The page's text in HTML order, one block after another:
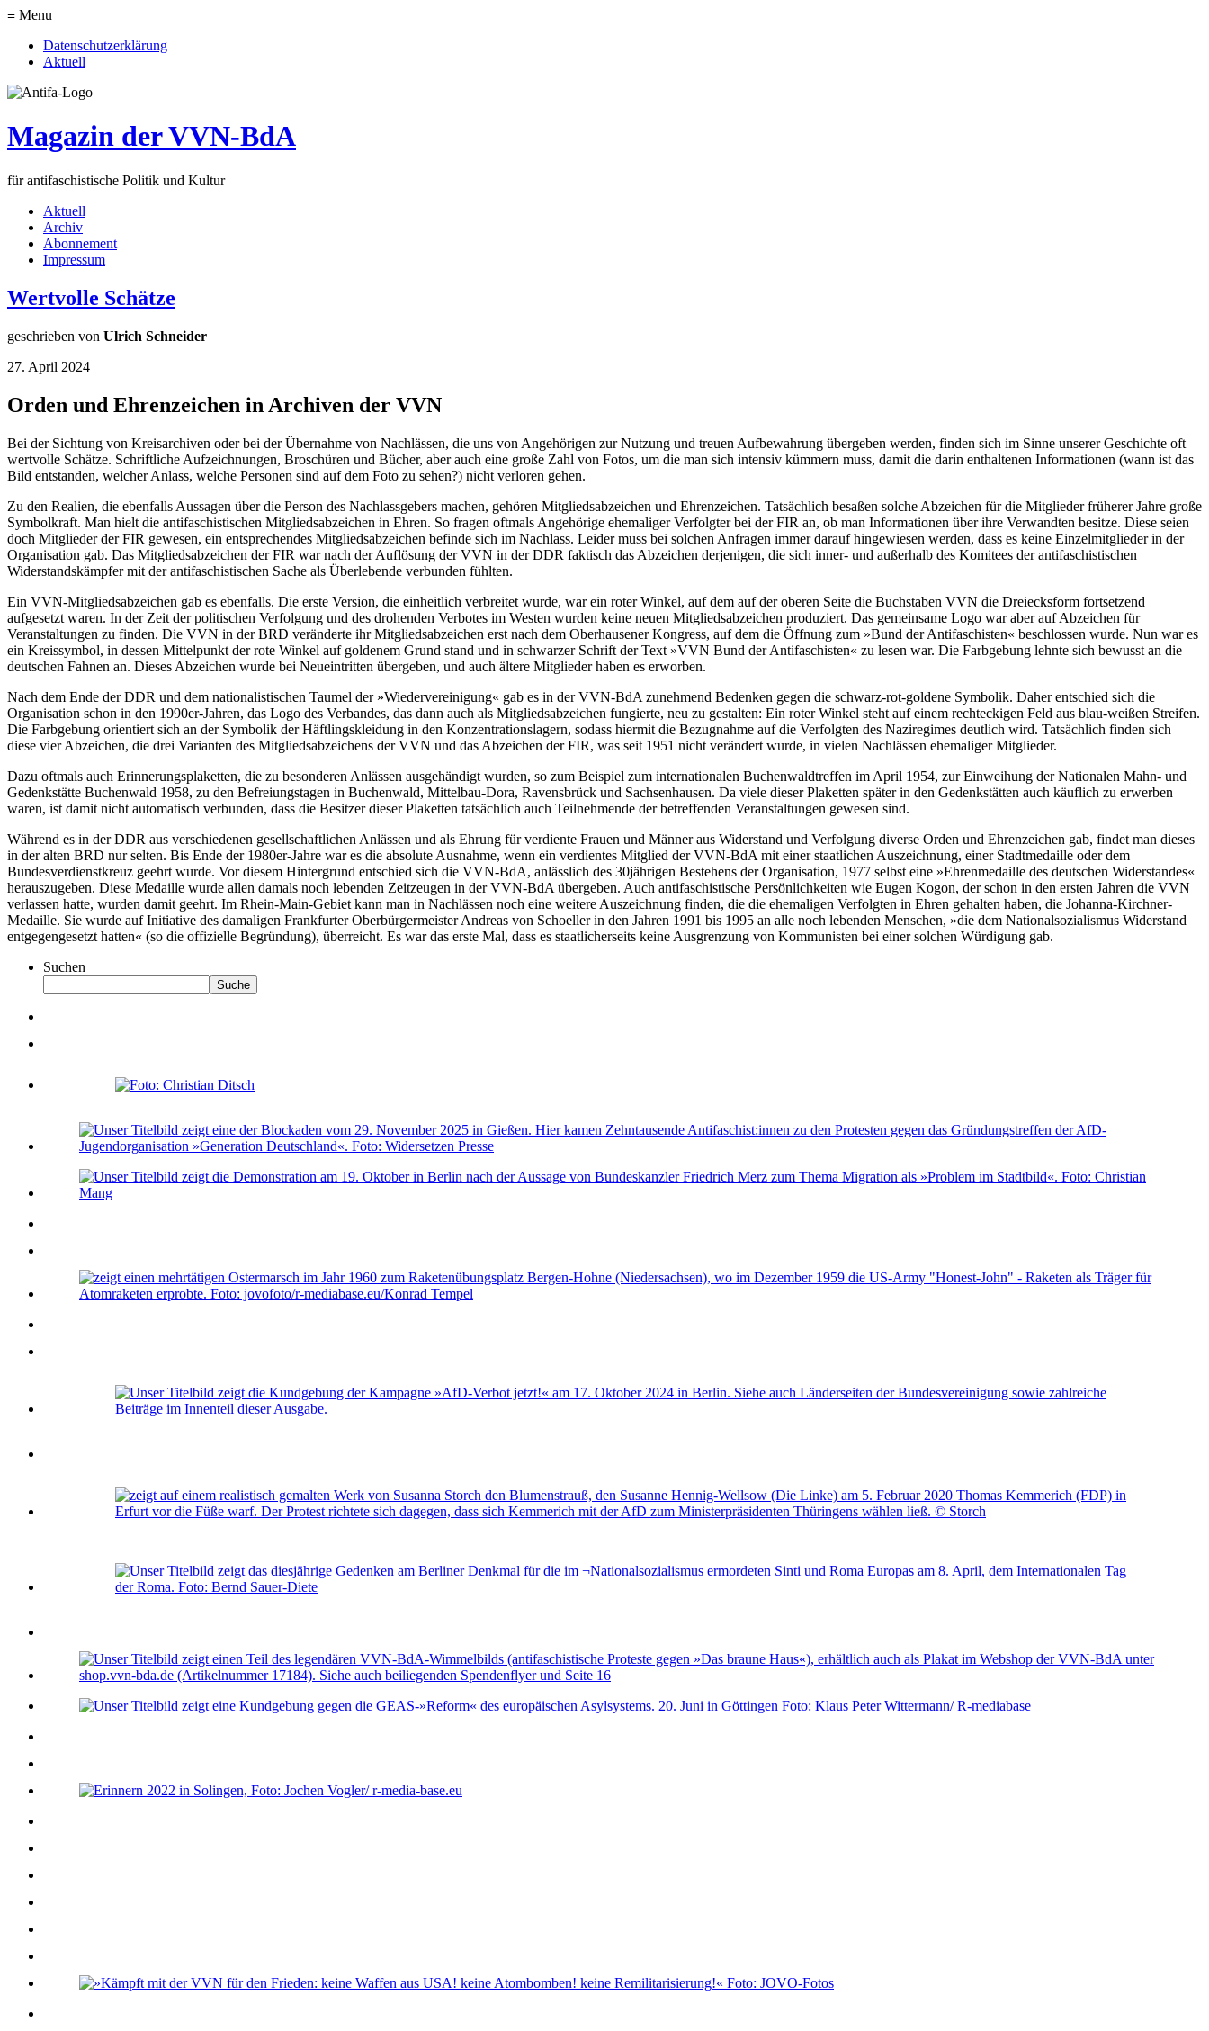
≡ Menu
Datenschutzerklärung
Aktuell
Magazin der VVN-BdA
für antifaschistische Politik und Kultur
Aktuell
Archiv
Abonnement
Impressum
Wertvolle Schätze
geschrieben von Ulrich Schneider
27. April 2024
Orden und Ehrenzeichen in Archiven der VVN
Bei der Sichtung von Kreisarchiven oder bei der Übernahme von Nachlässen, die uns von Angehörigen zur Nutzung und treuen Aufbewahrung übergeben werden, finden sich im Sinne unserer Geschichte oft
wertvolle Schätze. Schriftliche Aufzeichnungen, Broschüren und Bücher, aber auch eine große Zahl von Fotos, um die man sich intensiv kümmern muss, damit die darin enthaltenen Informationen (wann ist das
Bild entstanden, welcher Anlass, welche Personen sind auf dem Foto zu sehen?) nicht verloren gehen.
Zu den Realien, die ebenfalls Aussagen über die Person des Nachlassgebers machen, gehören Mitgliedsabzeichen und Ehrenzeichen. Tatsächlich besaßen solche Abzeichen für die Mitglieder früherer Jahre große
Symbolkraft. Man hielt die antifaschistischen Mitgliedsabzeichen in Ehren. So fragen oftmals Angehörige ehemaliger Verfolgter bei der FIR an, ob man Informationen über ihre Verwandten besitze. Diese seien
doch Mitglieder der FIR gewesen, ein entsprechendes Mitgliedsabzeichen befinde sich im Nachlass. Leider muss bei solchen Anfragen immer darauf hingewiesen werden, dass es keine Einzelmitglieder in der
Organisation gab. Das Mitgliedsabzeichen der FIR war nach der Auflösung der VVN in der DDR faktisch das Abzeichen derjenigen, die sich inner- und außerhalb des Komitees der antifaschistischen
Widerstandskämpfer mit der antifaschistischen Sache als Überlebende verbunden fühlten.
Ein VVN-Mitgliedsabzeichen gab es ebenfalls. Die erste Version, die einheitlich verbreitet wurde, war ein roter Winkel, auf dem auf der oberen Seite die Buchstaben VVN die Dreiecksform fortsetzend
aufgesetzt waren. In der Zeit der politischen Verfolgung und des drohenden Verbotes im Westen wurden keine neuen Mitgliedsabzeichen produziert. Das gemeinsame Logo war aber auf Abzeichen für
Veranstaltungen zu finden. Die VVN in der BRD veränderte ihr Mitgliedsabzeichen erst nach dem Oberhausener Kongress, auf dem die Öffnung zum »Bund der Antifaschisten« beschlossen wurde. Nun war es
ein Kreissymbol, in dessen Mittelpunkt der rote Winkel auf goldenem Grund stand und in schwarzer Schrift der Text »VVN Bund der Antifaschisten« zu lesen war. Die Farbgebung lehnte sich bewusst an die
deutschen Fahnen an. Dieses Abzeichen wurde bei Neueintritten übergeben, und auch ältere Mitglieder haben es erworben.
Nach dem Ende der DDR und dem nationalistischen Taumel der »Wiedervereinigung« gab es in der VVN-BdA zunehmend Bedenken gegen die schwarz-rot-goldene Symbolik. Daher entschied sich die
Organisation schon in den 1990er-Jahren, das Logo des Verbandes, das dann auch als Mitgliedsabzeichen fungierte, neu zu gestalten: Ein roter Winkel steht auf einem rechteckigen Feld aus blau-weißen Streifen.
Die Farbgebung orientiert sich an der Symbolik der Häftlingskleidung in den Konzentrationslagern, sodass hiermit die Bezugnahme auf die Verfolgten des Naziregimes deutlich wird. Tatsächlich finden sich
diese vier Abzeichen, die drei Varianten des Mitgliedsabzeichens der VVN und das Abzeichen der FIR, was seit 1951 nicht verändert wurde, in vielen Nachlässen ehemaliger Mitglieder.
Dazu oftmals auch Erinnerungsplaketten, die zu besonderen Anlässen ausgehändigt wurden, so zum Beispiel zum internationalen Buchenwaldtreffen im April 1954, zur Einweihung der Nationalen Mahn- und
Gedenkstätte Buchenwald 1958, zu den Befreiungstagen in Buchenwald, Mittelbau-Dora, Ravensbrück und Sachsenhausen. Da viele dieser Plaketten später in den Gedenkstätten auch käuflich zu erwerben
waren, ist damit nicht automatisch verbunden, dass die Besitzer dieser Plaketten tatsächlich auch Teilnehmende der betreffenden Veranstaltungen gewesen sind.
Während es in der DDR aus verschiedenen gesellschaftlichen Anlässen und als Ehrung für verdiente Frauen und Männer aus Widerstand und Verfolgung diverse Orden und Ehrenzeichen gab, findet man dieses
in der alten BRD nur selten. Bis Ende der 1980er-Jahre war es die absolute Ausnahme, wenn ein verdientes Mitglied der VVN-BdA mit einer staatlichen Auszeichnung, einer Stadtmedaille oder dem
Bundesverdienstkreuz geehrt wurde. Vor diesem Hintergrund entschied sich die VVN-BdA, anlässlich des 30jährigen Bestehens der Organisation, 1977 selbst eine »Ehrenmedaille des deutschen Widerstandes«
herauszugeben. Diese Medaille wurde allen damals noch lebenden Zeitzeugen in der VVN-BdA übergeben. Auch antifaschistische Persönlichkeiten wie Eugen Kogon, der schon in den ersten Jahren die VVN
verlassen hatte, wurden damit geehrt. Im Rhein-Main-Gebiet kann man in Nachlässen noch eine weitere Auszeichnung finden, die die ehemaligen Verfolgten in Ehren gehalten haben, die Johanna-Kirchner-
Medaille. Sie wurde auf Initiative des damaligen Frankfurter Oberbürgermeister Andreas von Schoeller in den Jahren 1991 bis 1995 an alle noch lebenden Menschen, »die dem Nationalsozialismus Widerstand
entgegengesetzt hatten« (so die offizielle Begründung), überreicht. Es war das erste Mal, dass es staatlicherseits keine Ausgrenzung von Kommunisten bei einer solchen Würdigung gab.
Suchen
Suche